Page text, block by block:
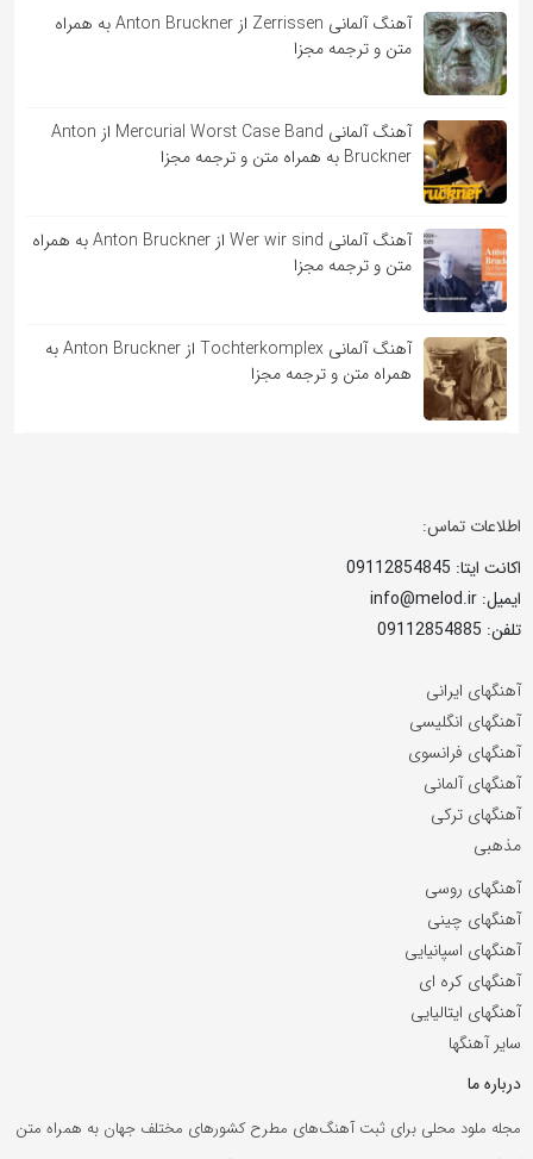
آهنگ آلمانی Zerrissen از Anton Bruckner به همراه
متن و ترجمه مجزا
آهنگ آلمانی Mercurial Worst Case Band از Anton
Bruckner به همراه متن و ترجمه مجزا
آهنگ آلمانی Wer wir sind از Anton Bruckner به همراه
متن و ترجمه مجزا
آهنگ آلمانی Tochterkomplex از Anton Bruckner به
همراه متن و ترجمه مجزا
اطلاعات تماس:
اکانت ایتا: 09112854845
ایمیل: info@melod.ir
تلفن: 09112854885
آهنگهای ایرانی
آهنگهای انگلیسی
آهنگهای فرانسوی
آهنگهای آلمانی
آهنگهای ترکی
مذهبی
آهنگهای روسی
آهنگهای چینی
آهنگهای اسپانیایی
آهنگهای کره ای
آهنگهای ایتالیایی
سایر آهنگها
درباره ما
مجله ملود محلی برای ثبت آهنگ‌های مطرح کشورهای مختلف جهان به همراه متن